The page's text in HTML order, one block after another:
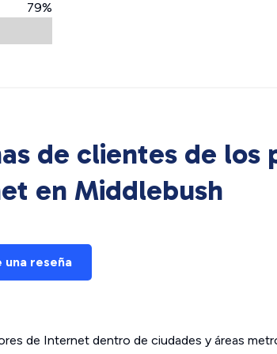
79%
de clientes de los
en Middlebush
una reseña
de Internet dentro de ciudades y áreas